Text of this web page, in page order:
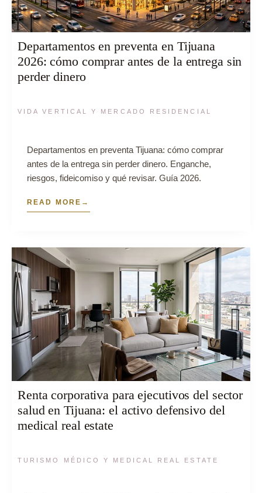
Departamentos en preventa en Tijuana
2026: cómo comprar antes de la entrega sin
perder dinero
VIDA VERTICAL Y MERCADO RESIDENCIAL
Departamentos en preventa Tijuana: cómo comprar
antes de la entrega sin perder dinero. Enganche,
riesgos, fideicomiso y qué revisar. Guía 2026.
READ MORE
Renta corporativa para ejecutivos del sector
salud en Tijuana: el activo defensivo del
medical real estate
TURISMO MÉDICO Y MEDICAL REAL ESTATE